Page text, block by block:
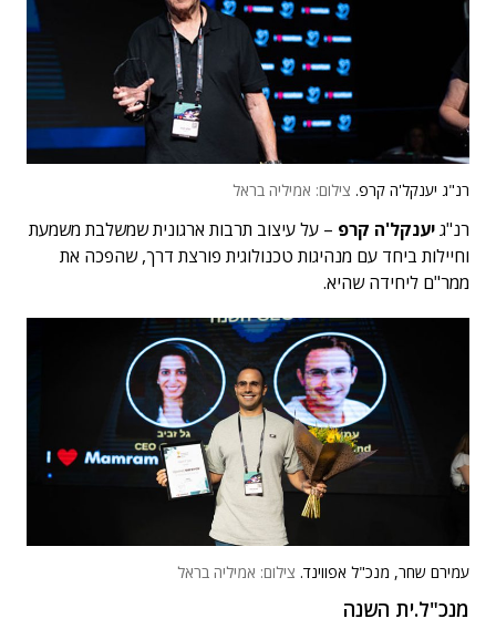
רנ"ג יענקל'ה קרפ. צילום: אמיליה בראל
רנ"גיענקל'ה קרפ – על עיצוב תרבות ארגונית שמשלבת משמעת
וחיילות ביחד עם מנהיגות טכנולוגית פורצת דרך, שהפכה את
ממר"ם ליחידה שהיא.
עמירם שחר, מנכ"ל אפווינד. צילום: אמיליה בראל
מנכ"ל.ית השנה